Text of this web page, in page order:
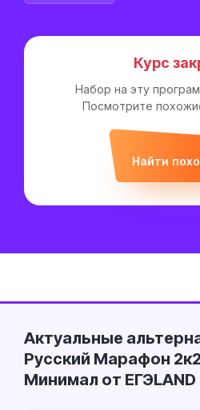
Курс
Набор на эту
Посмотрите
Найти
Актуальные
Русский Марафон
Минимал от ЕГЭLAND